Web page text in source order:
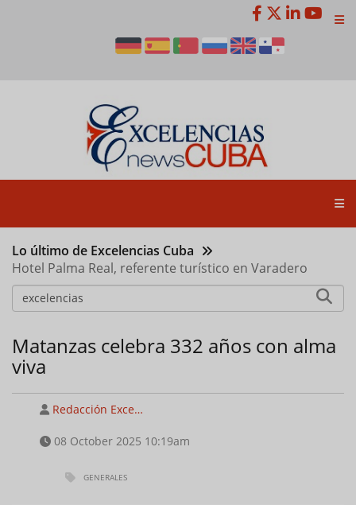
Lo último de Excelencias Cuba
Hotel Palma Real, referente turístico en Varadero
Matanzas celebra 332 años con alma
viva
Redacción Exce…
08 October 2025 10:19am
GENERALES